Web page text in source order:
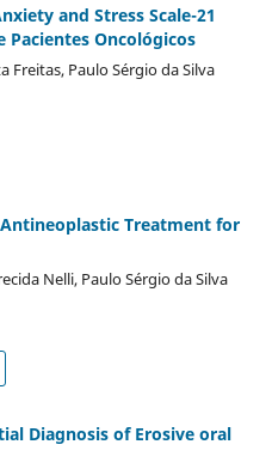
and Stress Scale-21
Pacientes Oncológicos
Freitas, Paulo Sérgio da Silva
Treatment for
Nelli, Paulo Sérgio da Silva
Diagnosis of Erosive oral